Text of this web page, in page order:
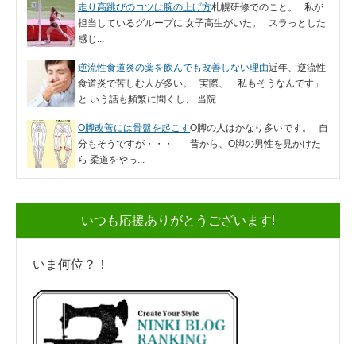
走り高跳びのコツは腕の上げ方札幌研修でのこと。 私が
担当しているグループに 女子高生がいた。 スラっとした
感じ...
逆流性食道炎の薬を飲んでも改善しない理由近年、逆流性
食道炎で苦しむ人が多い。 実際、「私もそうなんです」
と いう話も頻繁に聞くし、 当院...
O脚改善には骨盤を起こすO脚の人はかなり多いです。 自
分もそうですが・・・ 昔から、O脚の男性を見かけた
ら 柔道をやっ...
いつも応援ありがとうございます!
いま何位？！